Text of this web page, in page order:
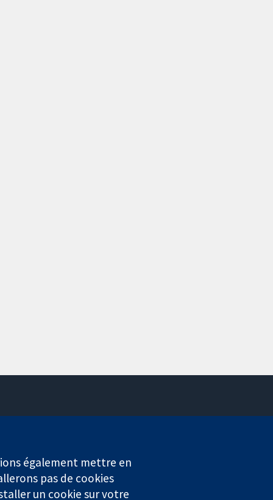
Service de presse
Qui sommes-nous
Offres d'emploi
Cochrane Library
également mettre en
pas de cookies
un cookie sur votre